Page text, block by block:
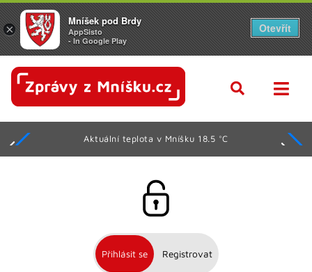
Aktuální teplota v Mníšku 18.5 °C
Přihlásit se Registrovat
×
Mníšek pod Brdy
AppSisto
- In Google Play
Otevřít